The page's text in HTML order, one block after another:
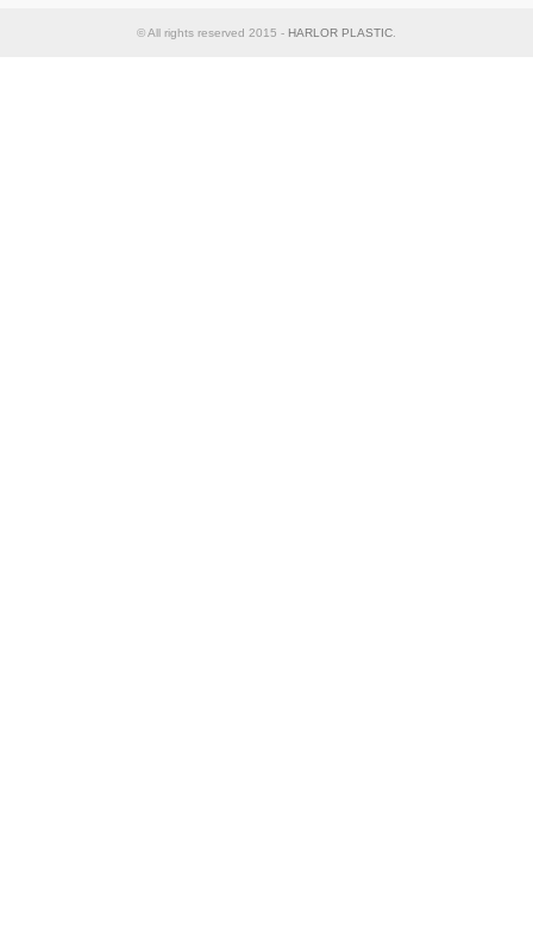
© All rights reserved 2015 - HARLOR PLASTIC.